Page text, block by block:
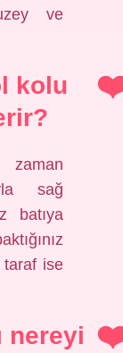
ve
kolu
sağ
batıya
taraf ise
nereyi